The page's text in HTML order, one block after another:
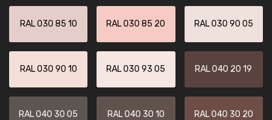
RAL 030 85 10 RAL 030 85 20 RAL 030 90 05
RAL 030 90 10 RAL 030 93 05 RAL 040 20 19
RAL 040 30 05 RAL 040 30 10 RAL 040 30 20